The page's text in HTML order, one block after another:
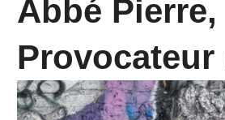
Abbé
Provocateur